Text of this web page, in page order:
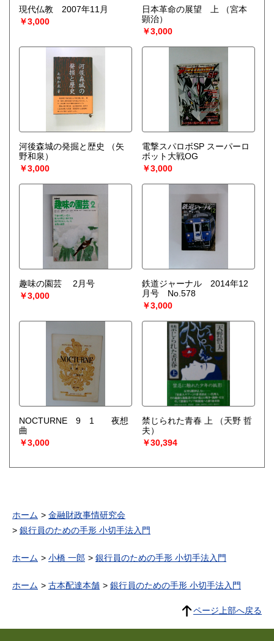
現代仏教 2007年11月
￥3,000
日本革命の展望 上
（宮本
顕治）
￥3,000
河後森城の発掘と歴史
（矢
野和泉）
￥3,000
電撃スパロボSP スーパーロ
ボット大戦OG
￥3,000
趣味の園芸 2月号
￥3,000
鉄道ジャーナル 2014年12
月号 No.578
￥3,000
NOCTURNE 9 1 夜想
曲
￥3,000
禁じられた青春 上
（天野 哲
夫）
￥30,394
ホーム
金融財政事情研究会
銀行員のための手形 小切手法入門
ホーム 小橋 一郎 銀行員のための手形 小切手法入門
ホーム 古本配達本舗 銀行員のための手形 小切手法入門
ページ上部へ戻る